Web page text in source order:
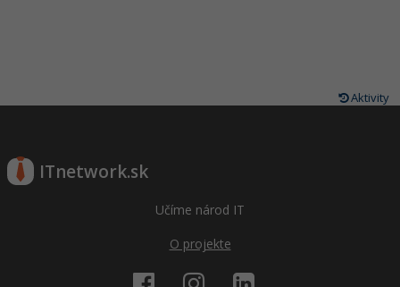
Aktivity
ITnetwork.sk
Učíme národ IT
O projekte